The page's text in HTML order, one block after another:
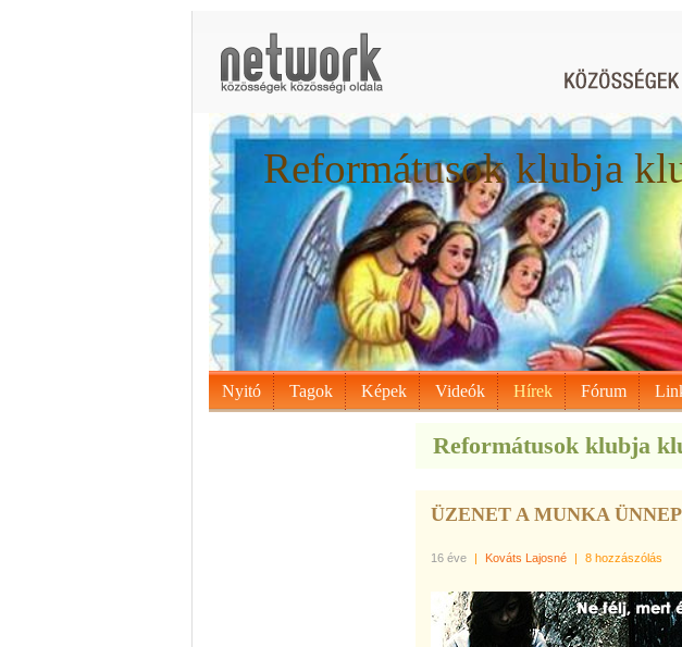
Reformátusok klubja
Nyitó Tagok Képek Videók Hírek Fórum
Reformátusok klubja
ÜZENET A MUNKA
16 éve | Kováts Lajosné | 8 hozzászólás